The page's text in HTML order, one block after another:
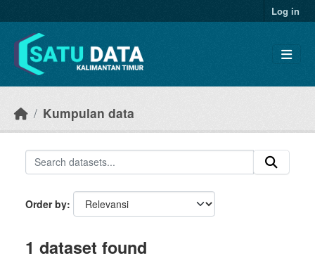
Log in
Kumpulan data
Order by
1 dataset found